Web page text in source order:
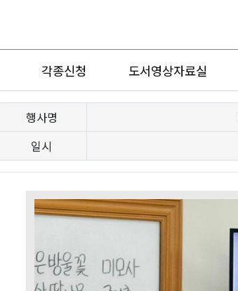
각종신청 도서영상자료실
행사명
일시